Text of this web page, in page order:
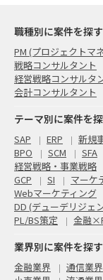
職種別に案件を探す
PM (プロジェクトマ
戦略コンサルタント
経営戦略コンサルタ
会計コンサルタント
テーマ別に案件を
SAP ERP 新規
BPO
SCM SFA
経営戦略・事業戦略
GCP
SI マーケ
Webマーケティング
DD (デューデリジェ
PL/BS策定
金融
業界別に案件を探す
金融業界 通信業界